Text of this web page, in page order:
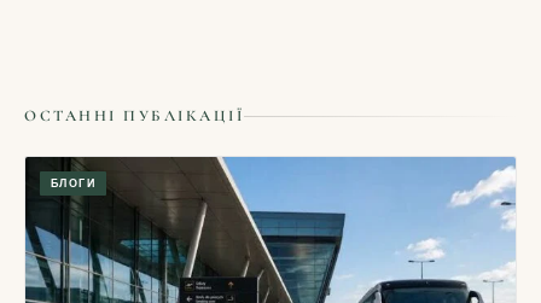
ОСТАННІ ПУБЛІКАЦІЇ
БЛОГИ